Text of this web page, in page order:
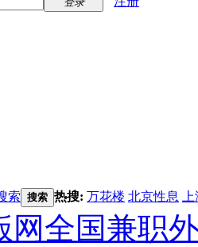
索 搜索 热搜: 万花楼 北京性息
网全国兼职